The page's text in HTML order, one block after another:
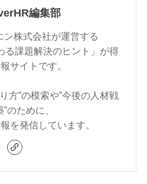
編集部
ン株式会社が運営する
る課題解決のヒント」が得
サイトです。
方”の模索や”今後の人材戦
のために、
を発信しています。